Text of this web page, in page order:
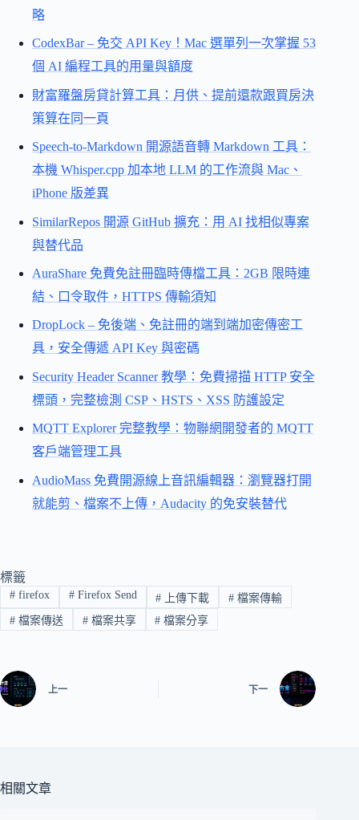
略
CodexBar – 免交 API Key！Mac 選單列一次掌握 53
個 AI 編程工具的用量與額度
財富羅盤房貸計算工具：月供、提前還款跟買房決
策算在同一頁
Speech-to-Markdown 開源語音轉 Markdown 工具：
本機 Whisper.cpp 加本地 LLM 的工作流與 Mac、
iPhone 版差異
SimilarRepos 開源 GitHub 擴充：用 AI 找相似專案
與替代品
AuraShare 免費免註冊臨時傳檔工具：2GB 限時連
結、口令取件，HTTPS 傳輸須知
DropLock – 免後端、免註冊的端到端加密傳密工
具，安全傳遞 API Key 與密碼
Security Header Scanner 教學：免費掃描 HTTP 安全
標頭，完整檢測 CSP、HSTS、XSS 防護設定
MQTT Explorer 完整教學：物聯網開發者的 MQTT
客戶端管理工具
AudioMass 免費開源線上音訊編輯器：瀏覽器打開
就能剪、檔案不上傳，Audacity 的免安裝替代
標籤
#firefox #Firefox Send # 上傳下載 # 檔案傳輸
#檔案傳送 #檔案共享 # 檔案分享
上一 下一
相關文章